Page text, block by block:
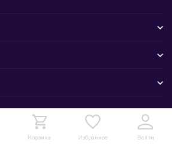
Корзина Избранное Войти